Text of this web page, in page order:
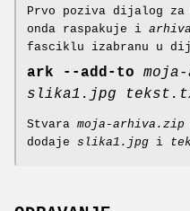
Prvo poziva dijalog
onda raspakuje i
fasciklu izabranu u
ark --add-to
slika1.jpg
Stvara moja-arhiva.zip
dodaje slika1.jpg i